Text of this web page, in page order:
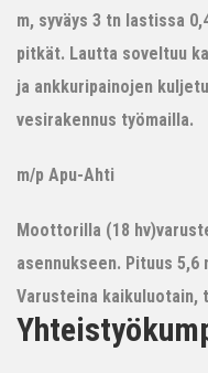
m, syväys 3 tn lastissa
pitkät. Lautta soveltuu
ja ankkuripainojen
vesirakennus työmailla.
m/p Apu-Ahti
Moottorilla (18
asennukseen. Pituus 5,6
Varusteina kaikuluotain,